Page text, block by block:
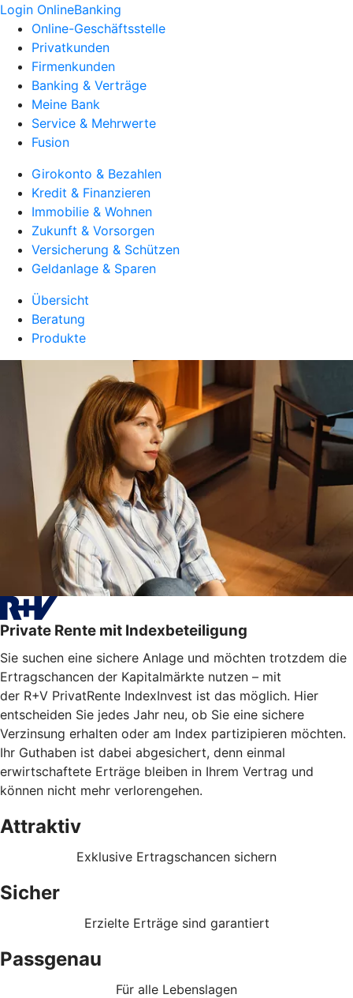
Login OnlineBanking
Online-Geschäftsstelle
Privatkunden
Firmenkunden
Banking & Verträge
Meine Bank
Service & Mehrwerte
Fusion
Girokonto & Bezahlen
Kredit & Finanzieren
Immobilie & Wohnen
Zukunft & Vorsorgen
Versicherung & Schützen
Geldanlage & Sparen
Übersicht
Beratung
Produkte
Private Rente mit Indexbeteiligung
Sie suchen eine sichere Anlage und möchten trotzdem die
Ertragschancen der Kapitalmärkte nutzen – mit
der R+V PrivatRente IndexInvest ist das möglich. Hier
entscheiden Sie jedes Jahr neu, ob Sie eine sichere
Verzinsung erhalten oder am Index partizipieren möchten.
Ihr Guthaben ist dabei abgesichert, denn einmal
erwirtschaftete Erträge bleiben in Ihrem Vertrag und
können nicht mehr verlorengehen.
Attraktiv
Exklusive Ertragschancen sichern
Sicher
Erzielte Erträge sind garantiert
Passgenau
Für alle Lebenslagen